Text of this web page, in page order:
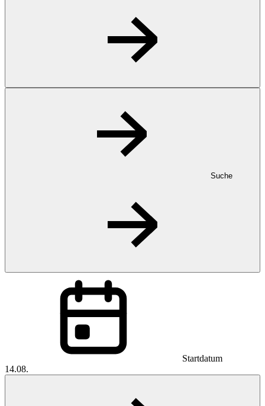
Suche
Startdatum
14.08.